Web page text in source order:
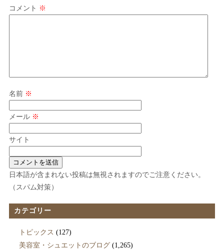
コメント ※
名前 ※
メール ※
サイト
日本語が含まれない投稿は無視されますのでご注意ください。
（スパム対策）
カテゴリー
トピックス (127)
美容室・シュエットのブログ(1,265)